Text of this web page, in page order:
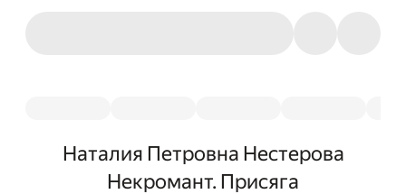
Наталия Петровна Нестерова
Некромант. Присяга